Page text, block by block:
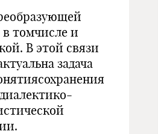
томчисле и
В этой связи
задача